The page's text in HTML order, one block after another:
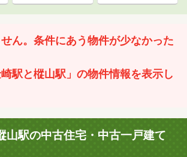
ん。条件にあう物件が少なかった
駅と樅山駅」の物件情報を表示し
山駅の中古住宅・中古一戸建て